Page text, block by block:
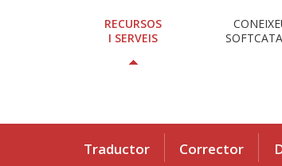
RECURSOS
I SERVEIS
Traductor Corrector